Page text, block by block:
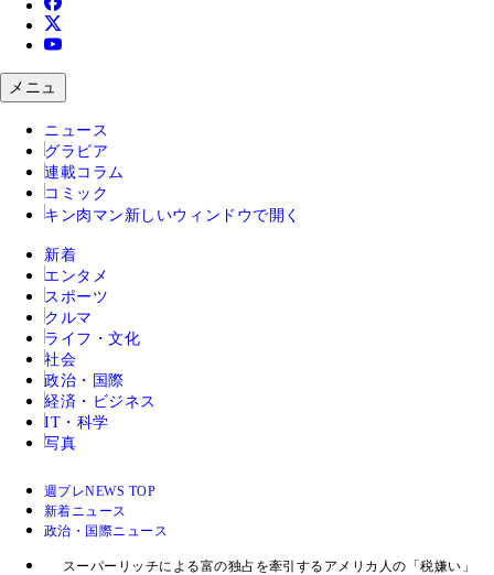
メニュ
ニュース
グラビア
連載コラム
コミック
キン肉マン 新しいウィンドウで開く
新着
エンタメ
スポーツ
クルマ
ライフ・文化
社会
政治・国際
経済・ビジネス
IT・科学
写真
週プレNEWS TOP
新着ニュース
政治・国際ニュース
スーパーリッチによる富の独占を牽引するアメリカ人の「税嫌い」